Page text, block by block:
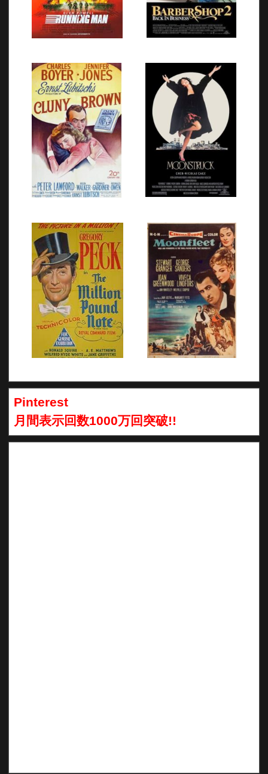
Pinterest
月間表示回数1000万回突破!!